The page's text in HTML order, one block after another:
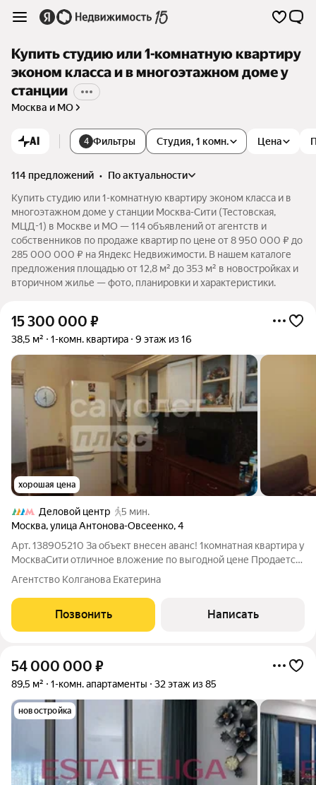
Купить студию или 1-комнатную квартиру
эконом класса и в многоэтажном доме у
станции
Москва и МО
AI 4 Фильтры Студия, 1 комн. Цена
114 предложений •
по актуальности
Купить студию или 1-комнатную квартиру эконом класса и в
многоэтажном доме у станции Москва-Сити (Тестовская,
МЦД-1) в Москве и МО — 114 объявлений от агентств и
собственников по продаже квартир по цене от 8 950 000 ₽ до
285 000 000 ₽ на Яндекс Недвижимости. В нашем каталоге
предложения площадью от 12,8 м² до 353 м² в новостройках и
вторичном жилье — фото, планировки и характеристики.
15 300 000 ₽
38,5 м² 1-комн. квартира 9 этаж из 16
хорошая цена
Деловой центр
5 мин.
Москва,улица Антонова-Овсеенко,4
Арт. 138905210 За объект внесен аванс! 1комнатная квартира у
МоскваСити отличное вложение по выгодной цене Продается
светлая 1комнатная квартира площадью 38.5 м по адресу г.
Москва, ул. АнтоноваОвсеенко. Привлекательное
предложение для тех, кто
Агентство Колганова Екатерина
Позвонить Написать
54 000 000 ₽
89,5 м² 1-комн. апартаменты 32 этаж из 85
новостройка